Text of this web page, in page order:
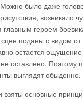
было даже
возникало
главным героем
поданы с видом от
остается
не оставлено.
выглядят обыденно.
взяты основные